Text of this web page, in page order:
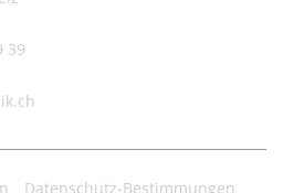
39
Datenschutz-Bestimmungen